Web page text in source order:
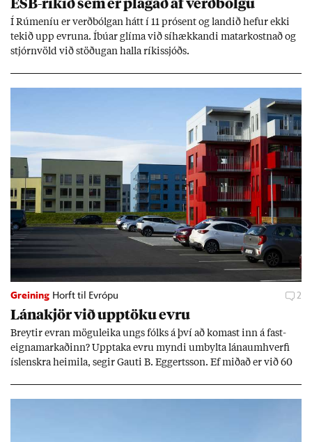
Í Rúm­en­íu er verð­bólg­an hátt í 11 pró­sent og land­ið hef­ur ekki
tek­ið upp evr­una. Íbú­ar glíma við sí­hækk­andi mat­ar­kostn­að og
stjórn­völd við stöð­ug­an halla rík­is­sjóðs.
Greining Horft til Evrópu 2
Lána­kjör við upp­töku evru
Breyt­ir evr­an mögu­leika ungs fólks á því að kom­ast inn á fast­
eigna­mark­að­inn? Upp­taka evru myndi um­bylta lánaum­hverfi
ís­lenskra heim­ila, seg­ir Gauti B. Eggerts­son. Ef mið­að er við 60